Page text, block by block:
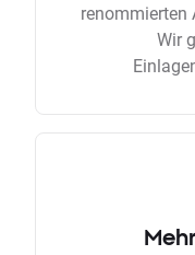
renommierten
Wir